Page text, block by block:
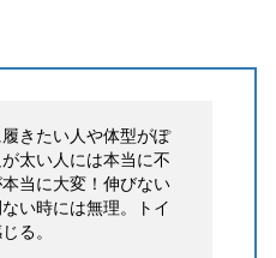
きたい人や体型がぽ
太い人には本当に不
当に大変！伸びない
い時には無理。トイ
る。